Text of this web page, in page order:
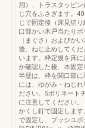
用）、トラスタッピ
じ穴をふさぎます。
じで固定後（床見切
口部かい木戸当たり
（まぐさ）およびか
後、ねじ止めしてく
います。枠定規を床
か確認した後、本固
半壁は、枠を関口部
には、ゆがみ・ねじ
ださい。5ポリネート
に注意してください
かくし釘で固定しま
で固定し、プッシユ